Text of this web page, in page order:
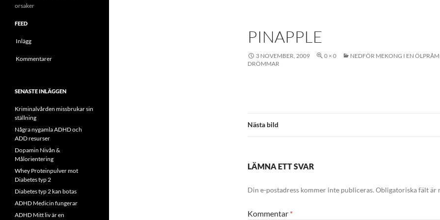
PINAPPLE
3 NOVEMBER, 2009 0 × 0
NEDFÖR MEKONG I EN
DRÖMMAR
Nästa bild
LÄMNA ETT SVAR
Din e-postadress kommer inte publiceras. Obligatoriska fält är
Kommentar *
orsaker
FEED
Inlägg
Kommentarer
SENASTE INLÄGGEN
Kriminalvården missbrukar sin
ställning
Några nygamla ADHD och
ADD resurser
Dopamin Nivån &
Målorientering
Whey Proteinpulver mot
Diabetes typ 2
Diabetes typ 2 kan botas
ADHD Medicin fungerar
ADHD Mitt liv är en